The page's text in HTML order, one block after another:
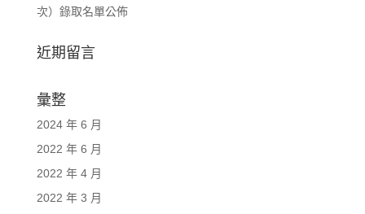
次）錄取名單公佈
近期留言
彙整
2024 年 6 月
2022 年 6 月
2022 年 4 月
2022 年 3 月